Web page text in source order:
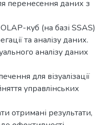
перенесення даних з
куб (на базі SSAS)
та аналізу даних.
аналізу даних
для візуалізації
управлінських
отримані результати,